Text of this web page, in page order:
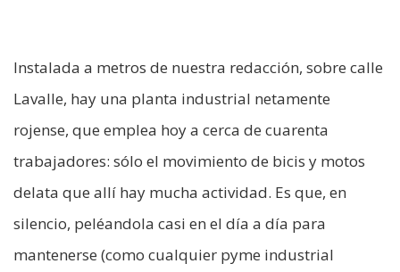
Instalada a metros de nuestra redacción, sobre calle
Lavalle, hay una planta industrial netamente
rojense, que emplea hoy a cerca de cuarenta
trabajadores: sólo el movimiento de bicis y motos
delata que allí hay mucha actividad. Es que, en
silencio, peléandola casi en el día a día para
mantenerse (como cualquier pyme industrial